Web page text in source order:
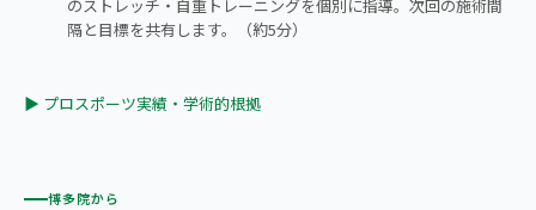
のストレッチ・自重トレーニングを個別に指導。次回の施術間
隔と目標を共有します。（約5分）
▶ プロスポーツ実績・学術的根拠
博多院から